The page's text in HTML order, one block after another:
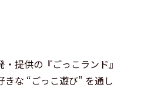
提供の『ごっこランド』
な “ごっこ遊び” を通し